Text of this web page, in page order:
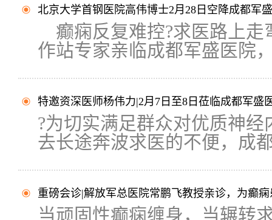
北京大学首钢医院高伟博士2月28日空降成都军
癫痫反复难控?求医路上走
作站专家亲临成都军盛医院
特邀资深医师杨伟力|2月7日至8日莅临成都军盛
?为切实满足群众对优质神
去长途奔波求医的不便，成
重磅会诊|解放军总医院常鹏飞教授亲诊，为癫
当顽固性癫痫缠身，当辗转